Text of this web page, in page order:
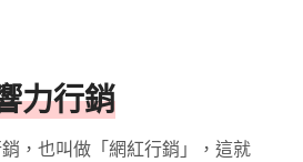
力行銷
，也叫做「網紅行銷」，這就